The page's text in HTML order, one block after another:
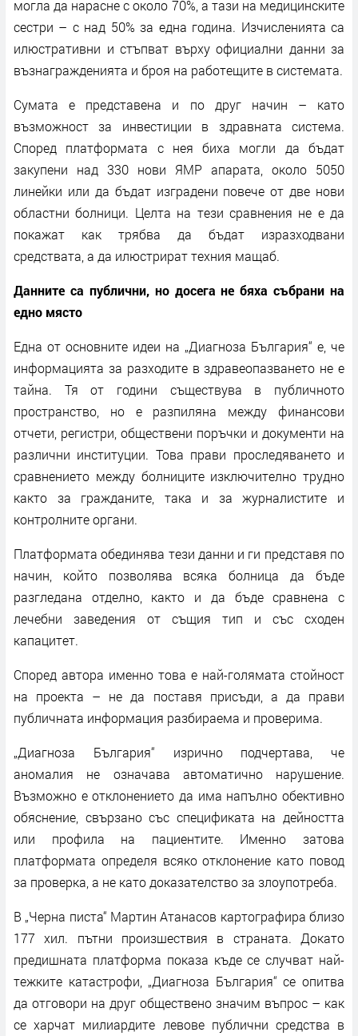
могла да нарасне с около 70%, а тази на медицинските
сестри – с над 50% за една година. Изчисленията са
илюстративни и стъпват върху официални данни за
възнагражденията и броя на работещите в системата.
Сумата е представена и по друг начин – като
възможност за инвестиции в здравната система.
Според платформата с нея биха могли да бъдат
закупени над 330 нови ЯМР апарата, около 5050
линейки или да бъдат изградени повече от две нови
областни болници. Целта на тези сравнения не е да
покажат как трябва да бъдат изразходвани
средствата, а да илюстрират техния мащаб.
Данните са публични, но досега не бяха събрани на
едно място
Една от основните идеи на „Диагноза България“ е, че
информацията за разходите в здравеопазването не е
тайна. Тя от години съществува в публичното
пространство, но е разпиляна между финансови
отчети, регистри, обществени поръчки и документи на
различни институции. Това прави проследяването и
сравнението между болниците изключително трудно
както за гражданите, така и за журналистите и
контролните органи.
Платформата обединява тези данни и ги представя по
начин, който позволява всяка болница да бъде
разгледана отделно, както и да бъде сравнена с
лечебни заведения от същия тип и със сходен
капацитет.
Според автора именно това е най-голямата стойност
на проекта – не да поставя присъди, а да прави
публичната информация разбираема и проверима.
„Диагноза България“ изрично подчертава, че
аномалия не означава автоматично нарушение.
Възможно е отклонението да има напълно обективно
обяснение, свързано със спецификата на дейността
или профила на пациентите. Именно затова
платформата определя всяко отклонение като повод
за проверка, а не като доказателство за злоупотреба.
В „Черна писта“ Мартин Атанасов картографира близо
177 хил. пътни произшествия в страната. Докато
предишната платформа показа къде се случват най-
тежките катастрофи, „Диагноза България“ се опитва
да отговори на друг обществено значим въпрос – как
се харчат милиардите левове публични средства в